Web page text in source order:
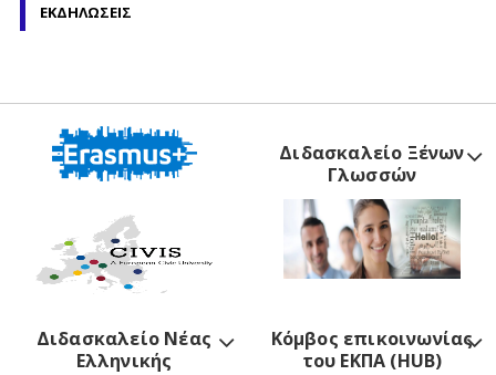
ΕΚΔΗΛΩΣΕΙΣ
Διδασκαλείο Ξένων
Γλωσσών
Διδασκαλείο Νέας
Ελληνικής
Κόμβος επικοινωνίας
του ΕΚΠΑ (HUB)